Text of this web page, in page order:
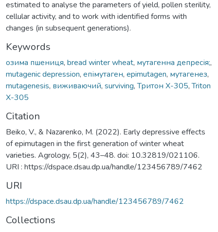
estimated to analyse the parameters of yield, pollen sterility,
cellular activity, and to work with identified forms with
changes (in subsequent generations).
Keywords
озима пшениця, bread winter wheat, мутагенна депресія;,
mutagenic depression, епімутаген, epimutagen, мутагенез,
mutagenesis, виживаючий, surviving,Тритон Х-305,Triton
X-305
Citation
Beiko, V., & Nazarenko, M. (2022). Early depressive effects
of epimutagen in the first generation of winter wheat
varieties. Agrology, 5(2), 43–48. doi: 10.32819/021106.
URI : https://dspace.dsau.dp.ua/handle/123456789/7462
URI
https://dspace.dsau.dp.ua/handle/123456789/7462
Collections